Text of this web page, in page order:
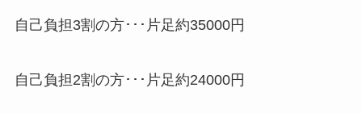
自己負担3割の方･･･片足約35000円
自己負担2割の方･･･片足約24000円